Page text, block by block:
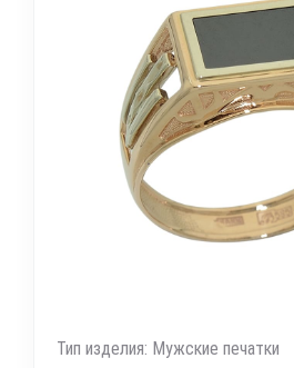
Тип изделия: Мужские печатки